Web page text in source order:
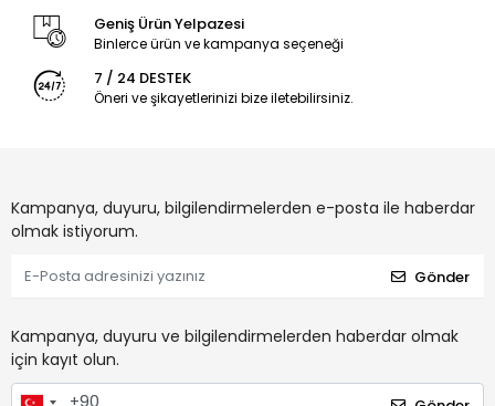
Geniş Ürün Yelpazesi
Binlerce ürün ve kampanya seçeneği
7 / 24 DESTEK
Öneri ve şikayetlerinizi bize iletebilirsiniz.
Kampanya, duyuru, bilgilendirmelerden e-posta ile haberdar
olmak istiyorum.
Gönder
Kampanya, duyuru ve bilgilendirmelerden haberdar olmak
için kayıt olun.